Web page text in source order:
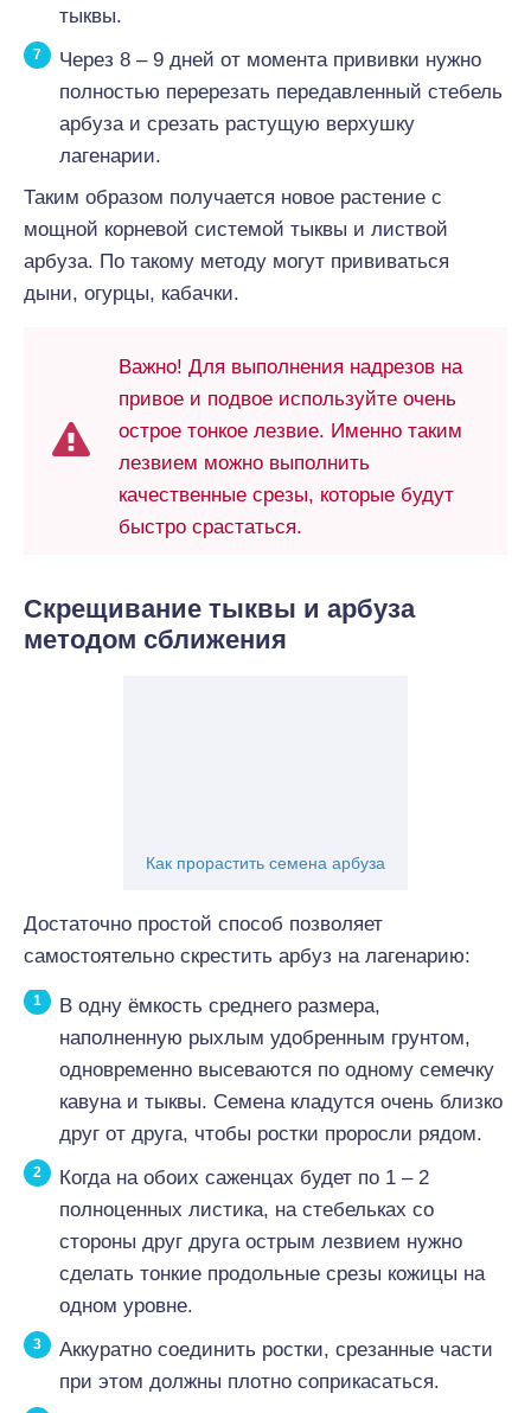
тыквы.
Через 8 – 9 дней от момента прививки нужно
полностью перерезать передавленный стебель
арбуза и срезать растущую верхушку
лагенарии.
Таким образом получается новое растение с
мощной корневой системой тыквы и листвой
арбуза. По такому методу могут прививаться
дыни, огурцы, кабачки.
Важно! Для выполнения надрезов на
привое и подвое используйте очень
острое тонкое лезвие. Именно таким
лезвием можно выполнить
качественные срезы, которые будут
быстро срастаться.
Скрещивание тыквы и арбуза
методом сближения
Как прорастить семена арбуза
Достаточно простой способ позволяет
самостоятельно скрестить арбуз на лагенарию:
В одну ёмкость среднего размера,
наполненную рыхлым удобренным грунтом,
одновременно высеваются по одному семечку
кавуна и тыквы. Семена кладутся очень близко
друг от друга, чтобы ростки проросли рядом.
Когда на обоих саженцах будет по 1 – 2
полноценных листика, на стебельках со
стороны друг друга острым лезвием нужно
сделать тонкие продольные срезы кожицы на
одном уровне.
Аккуратно соединить ростки, срезанные части
при этом должны плотно соприкасаться.